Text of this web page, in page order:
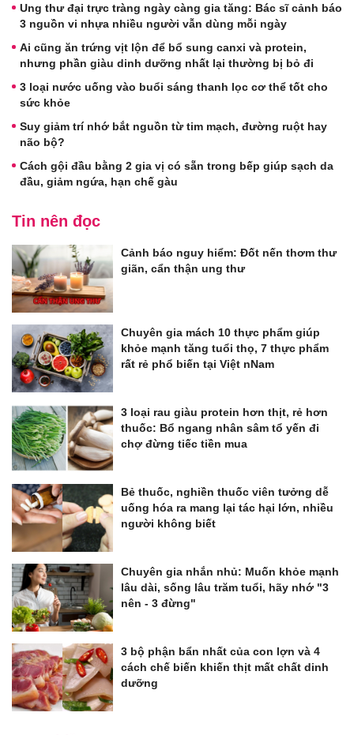
Ung thư đại trực tràng ngày càng gia tăng: Bác sĩ cảnh báo
3 nguồn vi nhựa nhiều người vẫn dùng mỗi ngày
Ai cũng ăn trứng vịt lộn để bổ sung canxi và protein,
nhưng phần giàu dinh dưỡng nhất lại thường bị bỏ đi
3 loại nước uống vào buổi sáng thanh lọc cơ thể tốt cho
sức khỏe
Suy giảm trí nhớ bắt nguồn từ tim mạch, đường ruột hay
não bộ?
Cách gội đầu bằng 2 gia vị có sẵn trong bếp giúp sạch da
đầu, giảm ngứa, hạn chế gàu
Tin nên đọc
Cảnh báo nguy hiểm: Đốt nến thơm thư
giãn, cẩn thận ung thư
Chuyên gia mách 10 thực phẩm giúp
khỏe mạnh tăng tuổi thọ, 7 thực phẩm
rất rẻ phổ biến tại Việt nNam
3 loại rau giàu protein hơn thịt, rẻ hơn
thuốc: Bổ ngang nhân sâm tổ yến đi
chợ đừng tiếc tiền mua
Bẻ thuốc, nghiền thuốc viên tưởng dễ
uống hóa ra mang lại tác hại lớn, nhiều
người không biết
Chuyên gia nhắn nhủ: Muốn khỏe mạnh
lâu dài, sống lâu trăm tuổi, hãy nhớ "3
nên - 3 đừng"
3 bộ phận bẩn nhất của con lợn và 4
cách chế biến khiến thịt mất chất dinh
dưỡng